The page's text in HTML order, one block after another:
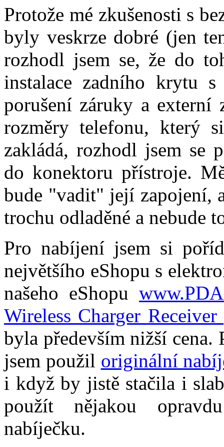
Protože mé zkušenosti s
byly veskrze dobré (jen
rozhodl jsem se, že do
instalace zadního krytu
porušení záruky a
rozměry telefonu, který
zakládá, rozhodl jsem se
do konektoru přístroje.
bude "vadit" její zapojení,
trochu odladěné a nebude
Pro nabíjení jsem si
největšího eShopu s
našeho eShopu
Wireless Charger
byla především nižší
jsem použil originální
i když by jistě stačila i
použít nějakou
nabíječku.